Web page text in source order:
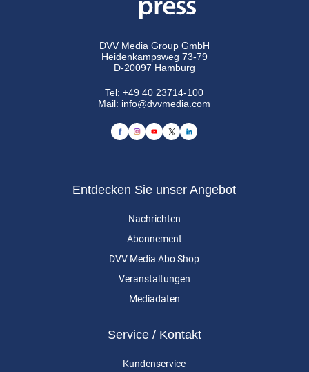
DVV Media Group GmbH
Heidenkampsweg 73-79
D-20097 Hamburg
Tel:+49 40 23714-100
Mail: info@dvvmedia.com
Entdecken Sie unser Angebot
Nachrichten
Abonnement
DVV Media Abo Shop
Veranstaltungen
Mediadaten
Service / Kontakt
Kundenservice